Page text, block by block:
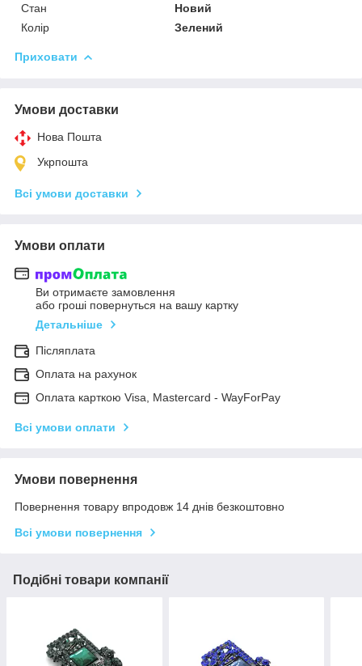
Стан
Новий
Колір
Зелений
Приховати
Умови доставки
Нова Пошта
Укрпошта
Всі умови доставки
Умови оплати
Ви отримаєте замовлення
або гроші повернуться на вашу картку
Детальніше
Післяплата
Оплата на рахунок
Оплата карткою Visa, Mastercard - WayForPay
Всі умови оплати
Умови повернення
Повернення товару впродовж 14 днів безкоштовно
Всі умови повернення
Подібні товари компанії